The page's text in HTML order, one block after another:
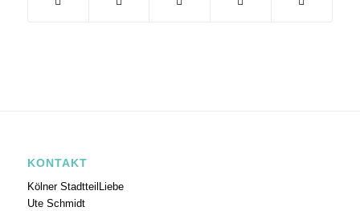
KONTAKT
Kölner StadtteilLiebe
Ute Schmidt